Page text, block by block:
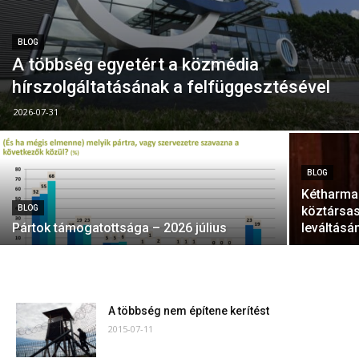
BLOG
A többség egyetért a közmédia
hírszolgáltatásának a felfüggesztésével
2026-07-31
BLOG
Pártok támogatottsága – 2026 július
BLOG
A többség nem építene kerítést
2015-07-11